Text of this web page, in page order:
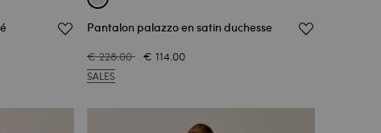
Pantalon palazzo en satin duchesse
€ 228.00 € 114.00
SALES